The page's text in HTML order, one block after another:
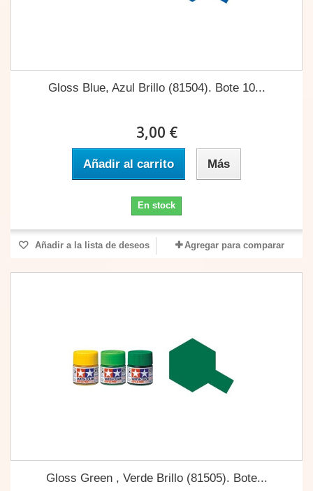
Gloss Blue, Azul Brillo (81504). Bote 10...
3,00 €
Añadir al carrito Más
En stock
Añadir a la lista de deseos Agregar para comparar
Gloss Green , Verde Brillo (81505). Bote...